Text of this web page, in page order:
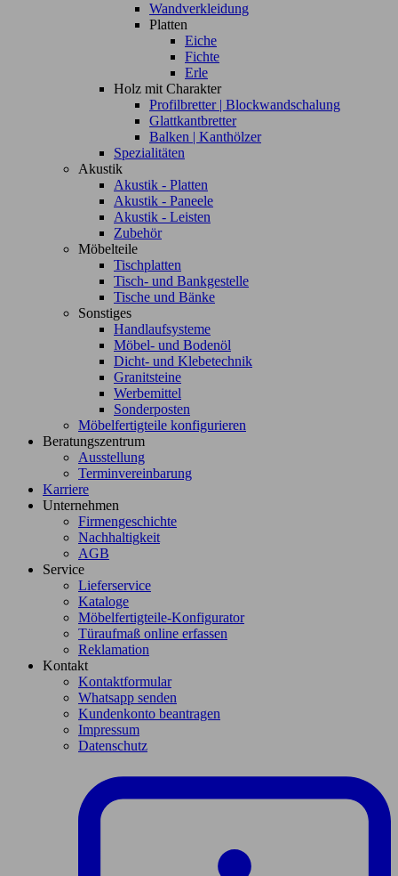
Wandverkleidung
Platten
Eiche
Fichte
Erle
Holz mit Charakter
Profilbretter | Blockwandschalung
Glattkantbretter
Balken | Kanthölzer
Spezialitäten
Akustik
Akustik - Platten
Akustik - Paneele
Akustik - Leisten
Zubehör
Möbelteile
Tischplatten
Tisch- und Bankgestelle
Tische und Bänke
Sonstiges
Handlaufsysteme
Möbel- und Bodenöl
Dicht- und Klebetechnik
Granitsteine
Werbemittel
Sonderposten
Möbelfertigteile konfigurieren
Beratungszentrum
Ausstellung
Terminvereinbarung
Karriere
Unternehmen
Firmengeschichte
Nachhaltigkeit
AGB
Service
Lieferservice
Kataloge
Möbelfertigteile-Konfigurator
Türaufmaß online erfassen
Reklamation
Kontakt
Kontaktformular
Whatsapp senden
Kundenkonto beantragen
Impressum
Datenschutz